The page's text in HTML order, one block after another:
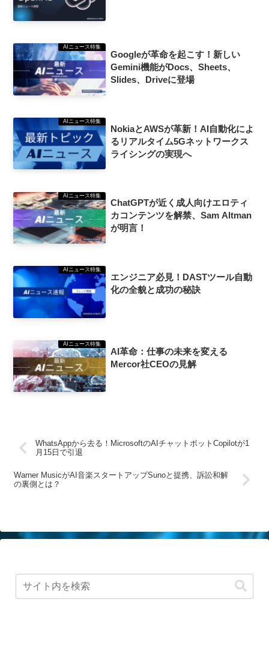
AIニュース特集
Googleが革命を起こす！新しい
Gemini機能がDocs、Sheets、
Slides、Driveに登場
AIニュース特集
NokiaとAWSが革新！AI自動化によ
るリアルタイム5Gネットワークス
ライシングの実現へ
AIニュース特集
ChatGPTが近く成人向けエロティ
カコンテンツを解禁、Sam Altman
が明言！
AIニュース特集
エンジニア必見！DASTツール自動
化の全貌と成功の秘訣
AIニュース特集
AI革命：仕事の未来を変える
Mercor社CEOの見解
WhatsAppから去る！MicrosoftのAIチャットボットCopilotが1
月15日で引退
Warner MusicがAI音楽スタートアップSunoと提携、訴訟和解
の裏側とは？